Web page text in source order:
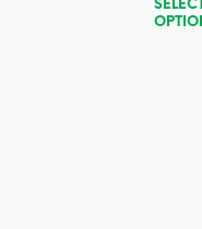
SELECT